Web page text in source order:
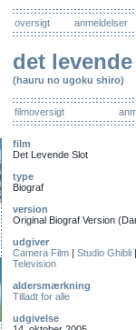
oversigt anmeldelser
det
(hauru no ugoku shiro)
filmoversigt
film
Det Levende Slot
type
Biograf
version
Original Biograf Version
udgiver
Camera Film | Studio Ghibli
Television
aldersmærkning
Tilladt for alle
udgivelse